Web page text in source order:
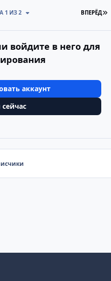
ВПЕРЁД
1 ИЗ 2
войдите в него для
аккаунт